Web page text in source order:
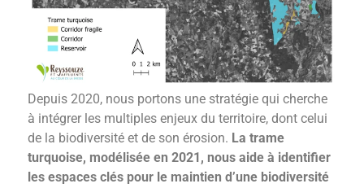
Depuis 2020, nous portons une stratégie qui cherche
à intégrer les multiples enjeux du territoire, dont celui
de la biodiversité et de son érosion. La trame
turquoise, modélisée en 2021, nous aide à identifier
les espaces clés pour le maintien d’une biodiversité